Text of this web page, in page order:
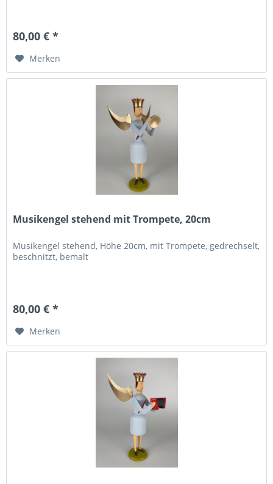
80,00 € *
Merken
Musikengel stehend mit Trompete, 20cm
Musikengel stehend, Höhe 20cm, mit Trompete, gedrechselt,
beschnitzt, bemalt
80,00 € *
Merken